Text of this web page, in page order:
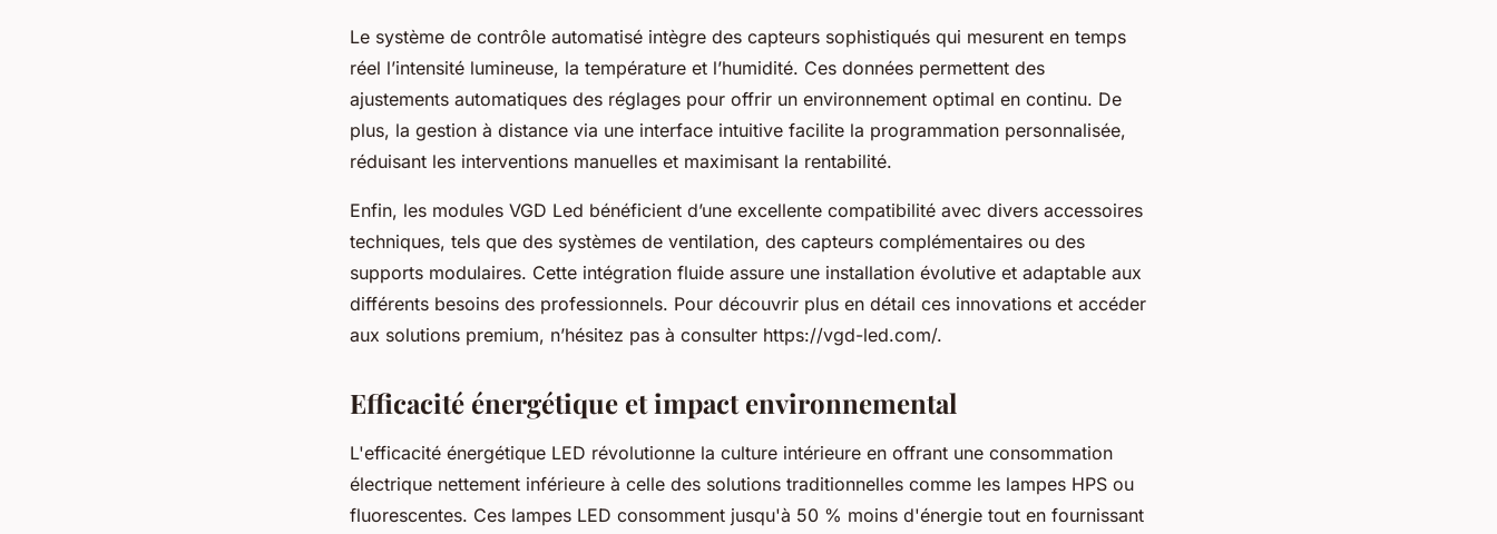
Le système de contrôle automatisé intègre des capteurs sophistiqués qui mesurent en temps
réel l’intensité lumineuse, la température et l’humidité. Ces données permettent des
ajustements automatiques des réglages pour offrir un environnement optimal en continu. De
plus, la gestion à distance via une interface intuitive facilite la programmation personnalisée,
réduisant les interventions manuelles et maximisant la rentabilité.
Enfin, les modules VGD Led bénéficient d’une excellente compatibilité avec divers accessoires
techniques, tels que des systèmes de ventilation, des capteurs complémentaires ou des
supports modulaires. Cette intégration fluide assure une installation évolutive et adaptable aux
différents besoins des professionnels. Pour découvrir plus en détail ces innovations et accéder
aux solutions premium, n’hésitez pas à consulter https://vgd-led.com/.
Efficacité énergétique et impact environnemental
L'efficacité énergétique LED révolutionne la culture intérieure en offrant une consommation
électrique nettement inférieure à celle des solutions traditionnelles comme les lampes HPS ou
fluorescentes. Ces lampes LED consomment jusqu'à 50 % moins d'énergie tout en fournissant